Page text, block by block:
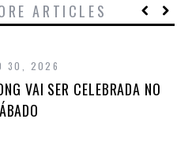
ARTICLES
30, 2026
VAI SER CELEBRADA NO